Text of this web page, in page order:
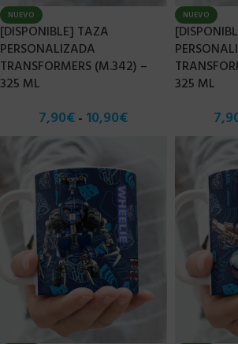
NUEVO
[DISPONIBLE] TAZA
PERSONALIZADA
TRANSFORMERS (M.342) –
325 ML
7,90€- 10,90€
NUEVO
325 ML